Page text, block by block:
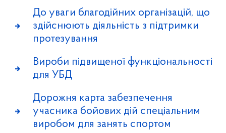
До уваги благодійних організацій, що
здійснюють діяльність з підтримки
протезування
Вироби підвищеної функціональності
для УБД
Дорожня карта забезпечення
учасника бойових дій спеціальним
виробом для занять спортом